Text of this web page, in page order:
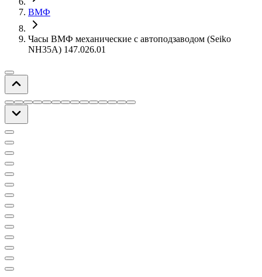
ВМФ
Часы ВМФ механические с автоподзаводом (Seiko
NH35A) 147.026.01